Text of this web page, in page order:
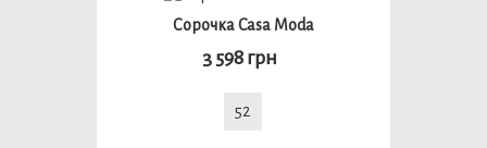
Сорочка Casa Moda
3 598 грн
52